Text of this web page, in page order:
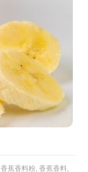
香蕉香料粉, 香蕉香料,